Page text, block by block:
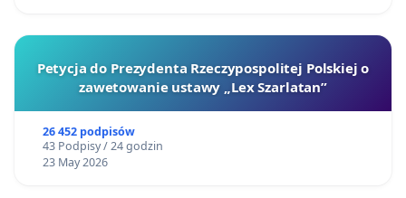
Petycja do Prezydenta Rzeczypospolitej Polskiej o
zawetowanie ustawy „Lex Szarlatan”
26 452 podpisów
43 Podpisy / 24 godzin
23 May 2026